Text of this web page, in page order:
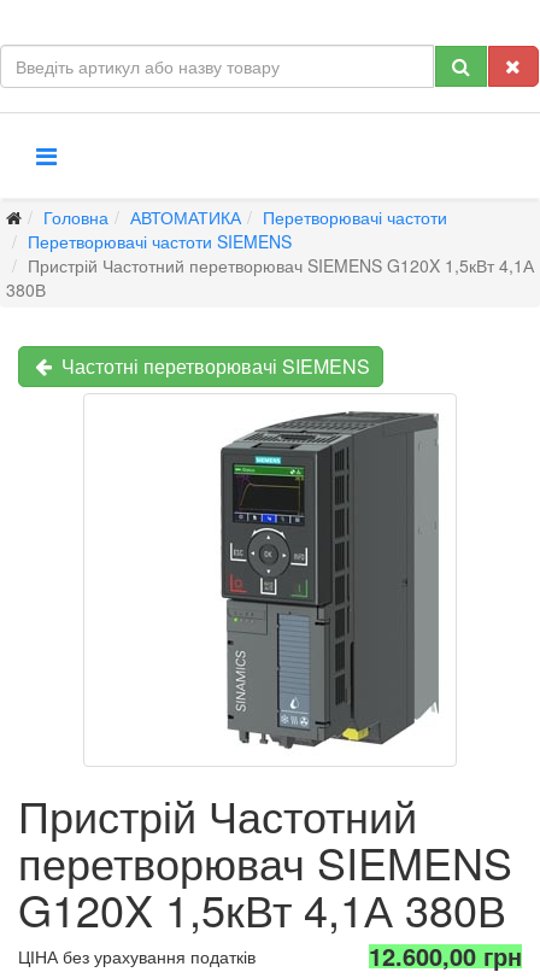
Головна АВТОМАТИКА
Перетворювачі частоти
Перетворювачі частоти SIEMENS
Пристрій Частотний перетворювач SIEMENS G120X 1,5кВт 4,1А
380В
Частотні перетворювачі SIEMENS
Пристрій Частотний
перетворювач SIEMENS
G120X 1,5кВт 4,1А 380В
ЦІНА без урахування податків 12.600,00 грн